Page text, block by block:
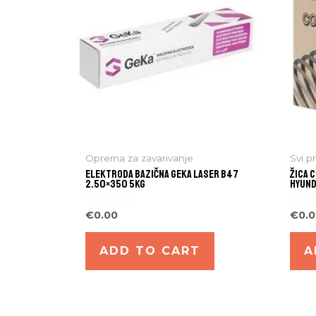
Oprema za zavarivanje
ELEKTRODA BAZIČNA GEKA LASER B47
2.50×350 5kg
Rated
out
€0.00
ADD TO CART
Svi
ŽICA
Rated
out
€